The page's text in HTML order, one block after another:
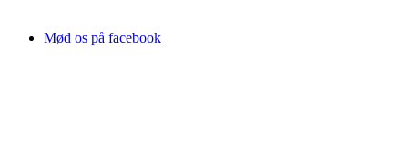
Mød os på facebook